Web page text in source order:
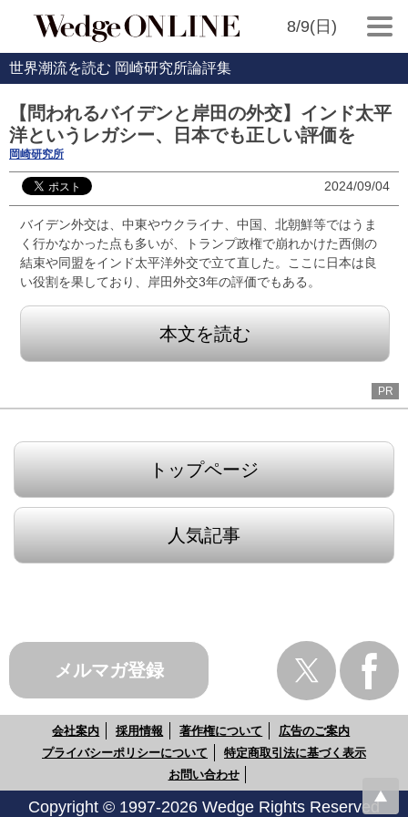
8/9(日)
世界潮流を読む 岡崎研究所論評集
【問われるバイデンと岸田の外交】インド太平
洋というレガシー、日本でも正しい評価を
岡崎研究所
2024/09/04
バイデン外交は、中東やウクライナ、中国、北朝鮮等ではうま
く行かなかった点も多いが、トランプ政権で崩れかけた西側の
結束や同盟をインド太平洋外交で立て直した。ここに日本は良
い役割を果しており、岸田外交3年の評価でもある。
本文を読む
PR
トップページ
人気記事
メルマガ登録
会社案内 採用情報 著作権について
広告のご案内
プライバシーポリシーについて
特定商取引法に基づく表示
お問い合わせ
Copyright © 1997-2026 Wedge Rights Reserved